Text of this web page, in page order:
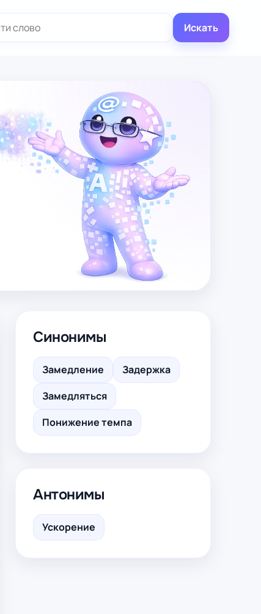
Искать
Синонимы
Замедление
Задержка
Замедляться
Понижение темпа
Антонимы
Ускорение